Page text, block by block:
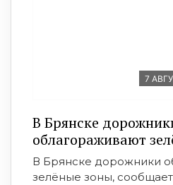
7
В Брянске
облагораживают
В Брянске дорожники
зелёные зоны,